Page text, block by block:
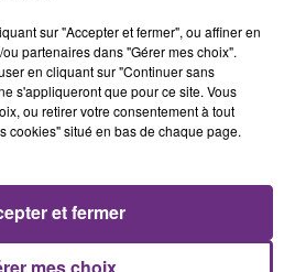
Hate That I Made You Love
sur "Accepter et fermer", ou affiner en
partenaires dans "Gérer mes choix".
en cliquant sur "Continuer sans
s'appliqueront que pour ce site. Vous
ou retirer votre consentement à tout
cookies" situé en bas de chaque page.
et fermer